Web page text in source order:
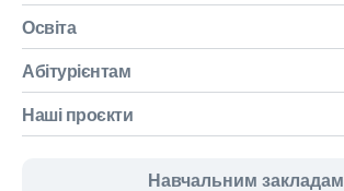
Освіта
Абітурієнтам
Наші проєкти
Навчальним закладам